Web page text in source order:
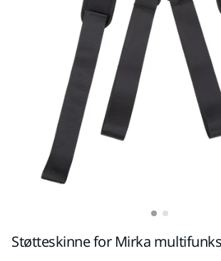
Støtteskinne for Mirka